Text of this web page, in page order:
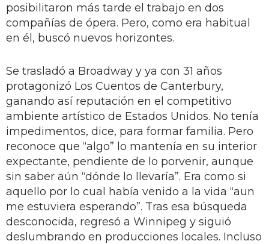
posibilitaron más tarde el trabajo en dos
compañías de ópera. Pero, como era habitual
en él, buscó nuevos horizontes.
Se trasladó a Broadway y ya con 31 años
protagonizó Los Cuentos de Canterbury,
ganando así reputación en el competitivo
ambiente artístico de Estados Unidos. No tenía
impedimentos, dice, para formar familia. Pero
reconoce que “algo” lo mantenía en su interior
expectante, pendiente de lo porvenir, aunque
sin saber aún “dónde lo llevaría”. Era como si
aquello por lo cual había venido a la vida “aun
me estuviera esperando”. Tras esa búsqueda
desconocida, regresó a Winnipeg y siguió
deslumbrando en producciones locales. Incluso